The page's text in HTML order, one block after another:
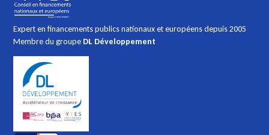
Expert en financements publics nationaux et européens depuis 2005
Membre du groupe DL Développement